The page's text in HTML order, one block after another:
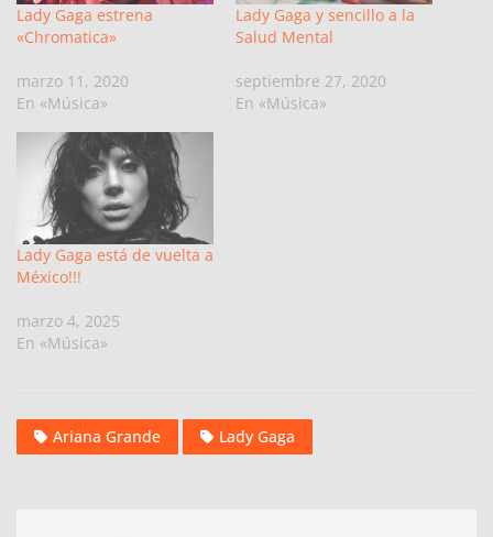
Lady Gaga estrena
«Chromatica»
marzo 11, 2020
En «Música»
Lady Gaga y sencillo a la
Salud Mental
septiembre 27, 2020
En «Música»
Lady Gaga está de vuelta a
México!!!
marzo 4, 2025
En «Música»
Ariana Grande Lady Gaga